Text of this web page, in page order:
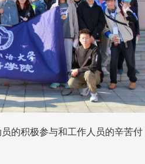
的积极参与和工作人员的辛苦付